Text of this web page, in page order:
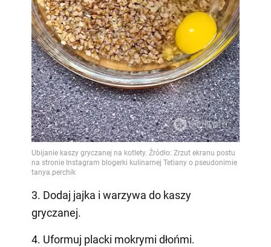
3. Dodaj jajka i warzywa do kaszy
gryczanej.
4. Uformuj placki mokrymi dłońmi.